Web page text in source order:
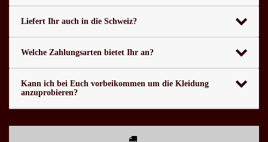
Liefert Ihr auch in die Schweiz?
Welche Zahlungsarten bietet Ihr an?
Kann ich bei Euch vorbeikommen um die Kleidung
anzuprobieren?